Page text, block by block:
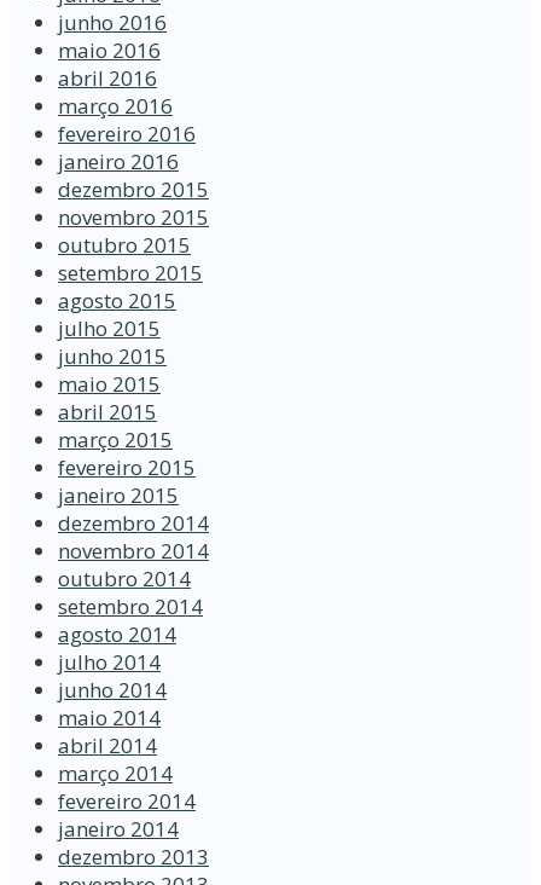
junho 2016
maio 2016
abril 2016
março 2016
fevereiro 2016
janeiro 2016
dezembro 2015
novembro 2015
outubro 2015
setembro 2015
agosto 2015
julho 2015
junho 2015
maio 2015
abril 2015
março 2015
fevereiro 2015
janeiro 2015
dezembro 2014
novembro 2014
outubro 2014
setembro 2014
agosto 2014
julho 2014
junho 2014
maio 2014
abril 2014
março 2014
fevereiro 2014
janeiro 2014
dezembro 2013